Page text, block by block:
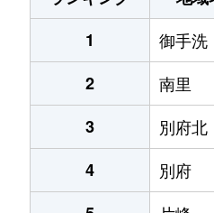
1
御手洗
2
南里
3
別府北
4
別府